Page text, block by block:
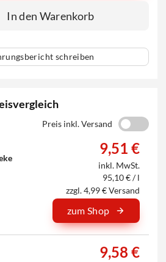
schreiben
In den Warenkorb
Preis inkl. Versand
9,51 €
inkl. MwSt.
95,10 € / l
zzgl. 4,99 € Versand
zum Shop
9,58 €